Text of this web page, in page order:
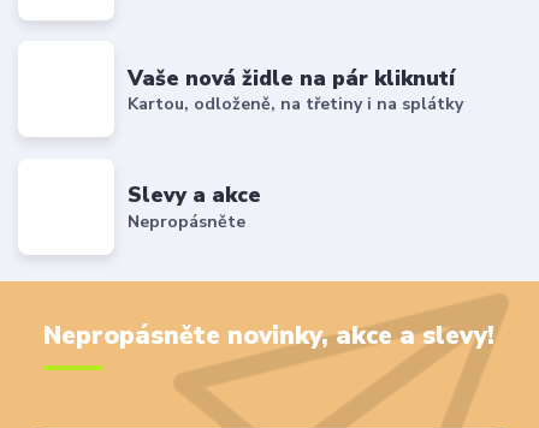
Vaše nová židle na pár kliknutí
Kartou, odloženě, na třetiny i na splátky
Slevy a akce
Nepropásněte
Nepropásněte novinky, akce a slevy!